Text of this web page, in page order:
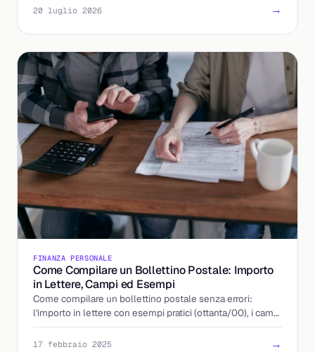
20 luglio 2026 →
FINANZA PERSONALE
Come Compilare un Bollettino Postale: Importo
in Lettere, Campi ed Esempi
Come compilare un bollettino postale senza errori:
l'importo in lettere con esempi pratici (ottanta/00), i campi
obbligatori e dove si può pagare.
17 febbraio 2025 →